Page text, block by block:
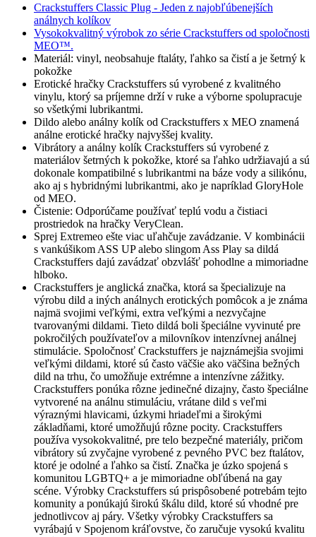
Crackstuffers Classic Plug - Jeden z najobľúbenejších
análnych kolíkov
Vysokokvalitný výrobok zo série Crackstuffers od spoločnosti
MEO™.
Materiál: vinyl, neobsahuje ftaláty, ľahko sa čistí a je šetrný k
pokožke
Erotické hračky Crackstuffers sú vyrobené z kvalitného
vinylu, ktorý sa príjemne drží v ruke a výborne spolupracuje
so všetkými lubrikantmi.
Dildo alebo análny kolík od Crackstuffers x MEO znamená
análne erotické hračky najvyššej kvality.
Vibrátory a análny kolík Crackstuffers sú vyrobené z
materiálov šetrných k pokožke, ktoré sa ľahko udržiavajú a sú
dokonale kompatibilné s lubrikantmi na báze vody a silikónu,
ako aj s hybridnými lubrikantmi, ako je napríklad GloryHole
od MEO.
Čistenie: Odporúčame používať teplú vodu a čistiaci
prostriedok na hračky VeryClean.
Sprej Extremeo ešte viac uľahčuje zavádzanie. V kombinácii
s vankúšikom ASS UP alebo slingom Ass Play sa dildá
Crackstuffers dajú zavádzať obzvlášť pohodlne a mimoriadne
hlboko.
Crackstuffers je anglická značka, ktorá sa špecializuje na
výrobu dild a iných análnych erotických pomôcok a je známa
najmä svojimi veľkými, extra veľkými a nezvyčajne
tvarovanými dildami. Tieto dildá boli špeciálne vyvinuté pre
pokročilých používateľov a milovníkov intenzívnej análnej
stimulácie. Spoločnosť Crackstuffers je najznámejšia svojimi
veľkými dildami, ktoré sú často väčšie ako väčšina bežných
dild na trhu, čo umožňuje extrémne a intenzívne zážitky.
Crackstuffers ponúka rôzne jedinečné dizajny, často špeciálne
vytvorené na análnu stimuláciu, vrátane dild s veľmi
výraznými hlavicami, úzkymi hriadeľmi a širokými
základňami, ktoré umožňujú rôzne pocity. Crackstuffers
používa vysokokvalitné, pre telo bezpečné materiály, pričom
vibrátory sú zvyčajne vyrobené z pevného PVC bez ftalátov,
ktoré je odolné a ľahko sa čistí. Značka je úzko spojená s
komunitou LGBTQ+ a je mimoriadne obľúbená na gay
scéne. Výrobky Crackstuffers sú prispôsobené potrebám tejto
komunity a ponúkajú širokú škálu dild, ktoré sú vhodné pre
jednotlivcov aj páry. Všetky výrobky Crackstuffers sa
vyrábajú v Spojenom kráľovstve, čo zaručuje vysokú kvalitu